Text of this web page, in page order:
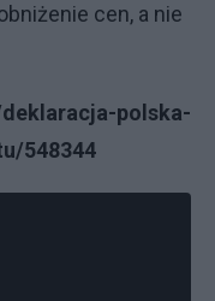
cen, a nie
polska-
548344